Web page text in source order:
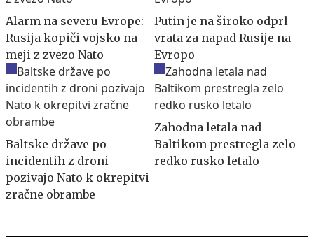
Alarm na severu Evrope:
Rusija kopiči vojsko na
meji z zvezo Nato
Putin je na široko odprl
vrata za napad Rusije na
Evropo
Baltske države po
incidentih z droni
pozivajo Nato k okrepitvi
zračne obrambe
Zahodna letala nad
Baltikom prestregla zelo
redko rusko letalo